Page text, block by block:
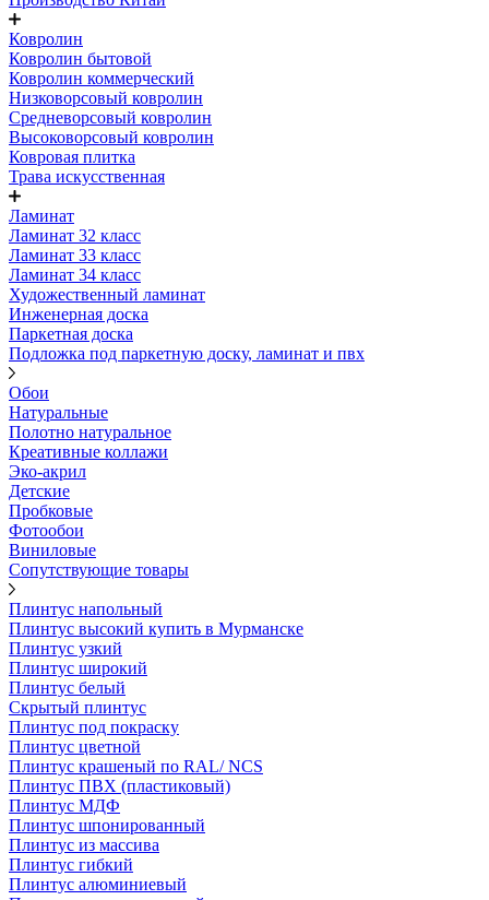
Ковролин
Ковролин бытовой
Ковролин коммерческий
Низковорсовый ковролин
Средневорсовый ковролин
Высоковорсовый ковролин
Ковровая плитка
Трава искусственная
Ламинат
Ламинат 32 класс
Ламинат 33 класс
Ламинат 34 класс
Художественный ламинат
Инженерная доска
Паркетная доска
Подложка под паркетную доску, ламинат и пвх
Обои
Натуральные
Полотно натуральное
Креативные коллажи
Эко-акрил
Детские
Пробковые
Фотообои
Виниловые
Сопутствующие товары
Плинтус напольный
Плинтус высокий купить в Мурманске
Плинтус узкий
Плинтус широкий
Плинтус белый
Скрытый плинтус
Плинтус под покраску
Плинтус цветной
Плинтус крашеный по RAL/ NCS
Плинтус ПВХ (пластиковый)
Плинтус МДФ
Плинтус шпонированный
Плинтус из массива
Плинтус гибкий
Плинтус алюминиевый